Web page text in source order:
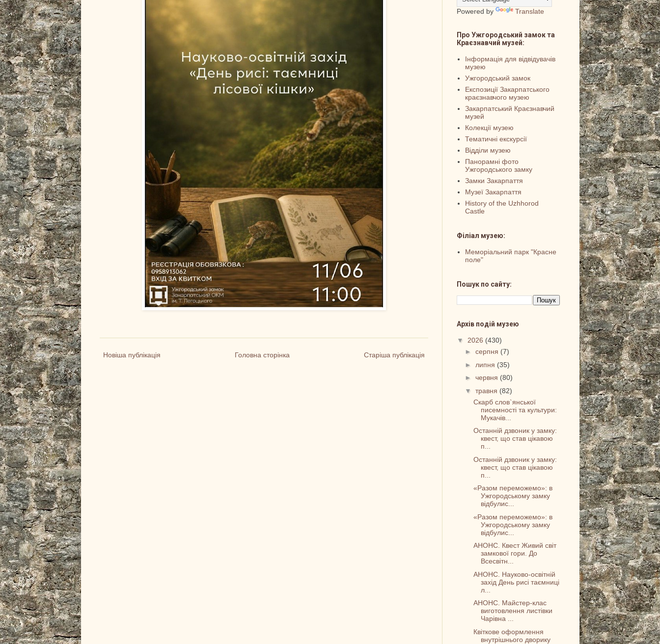
Новіша публікація Старіша публікація
Головна сторінка
Powered by Translate
Про Ужгородський замок та
Краєзнавчий музей:
Інформація для відвідувачів
музею
Ужгородський замок
Експозиції Закарпатського
краєзнавчого музею
Закарпатський Краєзнавчий
музей
Колекції музею
Тематичні екскурсії
Відділи музею
Панорамні фото
Ужгородського замку
Замки Закарпаття
Музеї Закарпаття
History of the Uzhhorod
Castle
Філіал музею:
Меморіальний парк "Красне
поле"
Пошук по сайту:
Архів подій музею
▼ 2026 (430)
►серпня (7)
► липня (35)
►червня (80)
▼травня (82)
Скарб слов`янської
писемності та культури:
Мукачів...
Останній дзвоник у замку:
квест, що став цікавою
п...
Останній дзвоник у замку:
квест, що став цікавою
п...
«Разом переможемо»: в
Ужгородському замку
відбулис...
«Разом переможемо»: в
Ужгородському замку
відбулис...
АНОНС. Квест Живий світ
замкової гори. До
Всесвітн...
АНОНС. Науково-освітній
захід День рисі таємниці
л...
АНОНС. Майстер-клас
виготовлення листівки
Чарівна ...
Квіткове оформлення
внутрішнього дворику